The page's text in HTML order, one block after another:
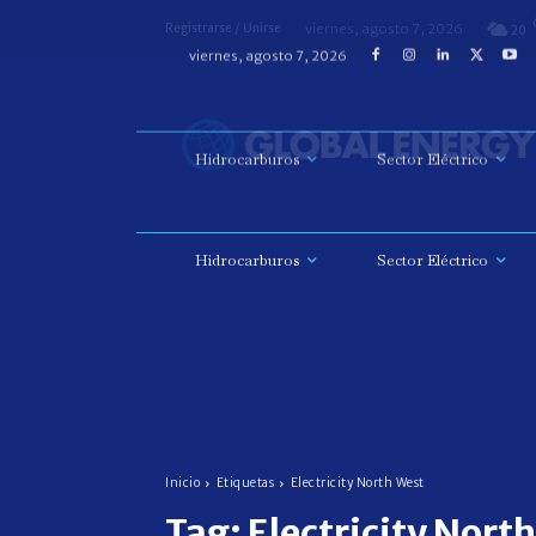
Registrarse / Unirse viernes, agosto 7, 2026 20
Hidrocarburos Sector Eléctrico
Inicio Etiquetas Electricity North West